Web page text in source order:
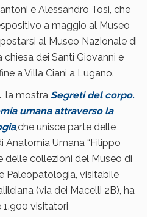
e Alessandro Tosi, che
a maggio al Museo
al Museo Nazionale di
chiesa dei Santi Giovanni e
a Villa Ciani a Lugano.
la mostra Segreti del corpo.
umana attraverso la
,che unisce parte delle
Anatomia Umana “Filippo
delle collezioni del Museo di
Paleopatologia, visitabile
(via dei Macelli 2B), ha
1.900 visitatori